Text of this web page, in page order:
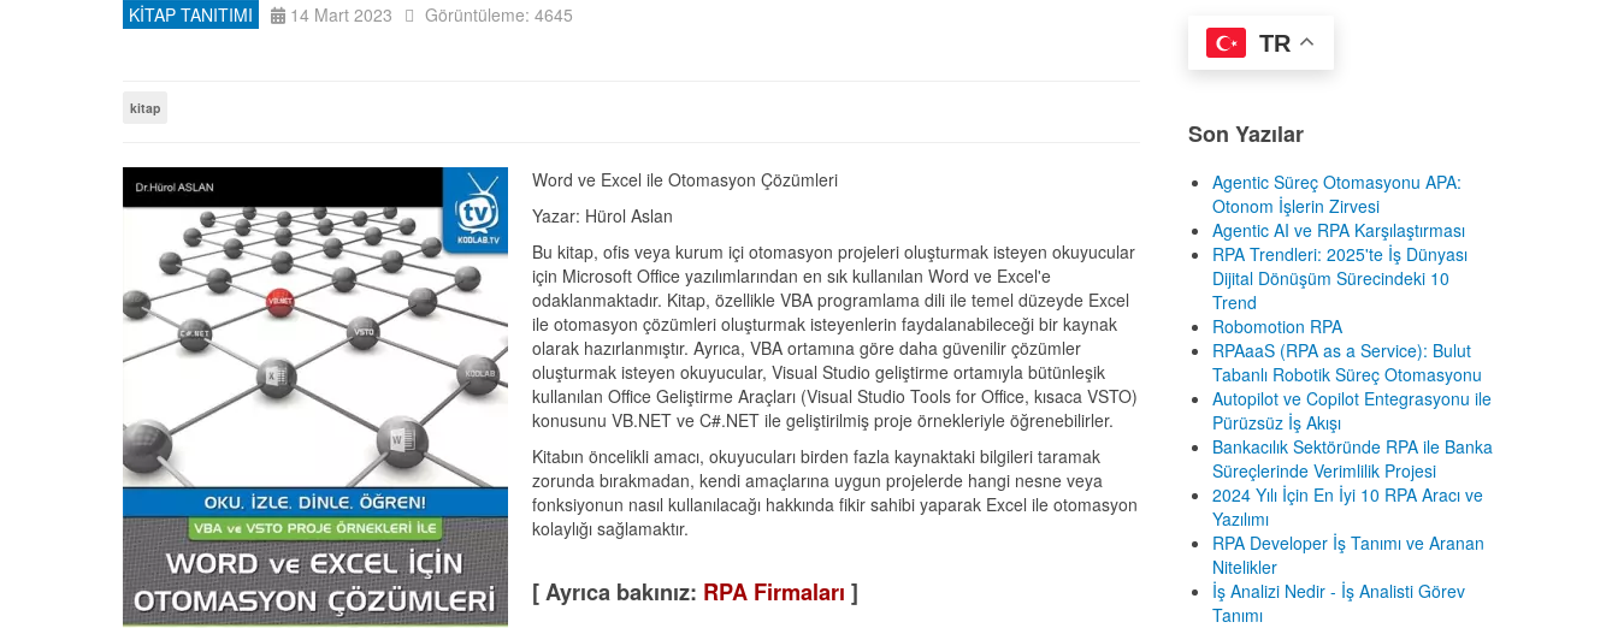
KİTAP TANITIMI 14 Mart 2023 Görüntüleme: 4645
kitap
Word ve Excel ile Otomasyon Çözümleri
Yazar: Hürol Aslan
Bu kitap, ofis veya kurum içi otomasyon projeleri oluşturmak isteyen okuyucular
için Microsoft Office yazılımlarından en sık kullanılan Word ve Excel'e
odaklanmaktadır. Kitap, özellikle VBA programlama dili ile temel düzeyde Excel
ile otomasyon çözümleri oluşturmak isteyenlerin faydalanabileceği bir kaynak
olarak hazırlanmıştır. Ayrıca, VBA ortamına göre daha güvenilir çözümler
oluşturmak isteyen okuyucular, Visual Studio geliştirme ortamıyla bütünleşik
kullanılan Office Geliştirme Araçları (Visual Studio Tools for Office, kısaca VSTO)
konusunu VB.NET ve C#.NET ile geliştirilmiş proje örnekleriyle öğrenebilirler.
Kitabın öncelikli amacı, okuyucuları birden fazla kaynaktaki bilgileri taramak
zorunda bırakmadan, kendi amaçlarına uygun projelerde hangi nesne veya
fonksiyonun nasıl kullanılacağı hakkında fikir sahibi yaparak Excel ile otomasyon
kolaylığı sağlamaktır.
[ Ayrıca bakınız: RPA Firmaları ]
TR
Son Yazılar
Agentic Süreç Otomasyonu APA:
Otonom İşlerin Zirvesi
Agentic AI ve RPA Karşılaştırması
RPA Trendleri: 2025'te İş Dünyası
Dijital Dönüşüm Sürecindeki 10
Trend
Robomotion RPA
RPAaaS (RPA as a Service): Bulut
Tabanlı Robotik Süreç Otomasyonu
Autopilot ve Copilot Entegrasyonu ile
Pürüzsüz İş Akışı
Bankacılık Sektöründe RPA ile Banka
Süreçlerinde Verimlilik Projesi
2024 Yılı İçin En İyi 10 RPA Aracı ve
Yazılımı
RPA Developer İş Tanımı ve Aranan
Nitelikler
İş Analizi Nedir - İş Analisti Görev
Tanımı